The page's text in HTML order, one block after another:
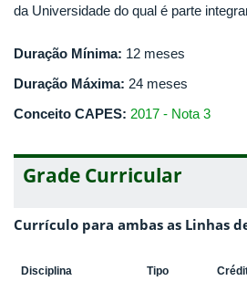
da Universidade do qual é parte
Duração Mínima: 12 meses
Duração Máxima: 24 meses
Conceito CAPES: 2017 - Nota 3
Grade Curricular
Currículo para ambas as Linhas
Disciplina Tipo